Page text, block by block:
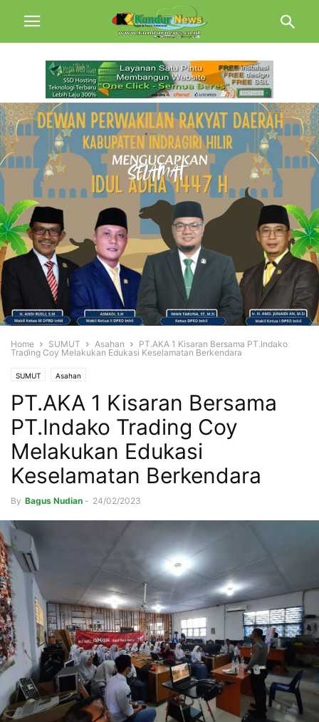
Home SUMUT Asahan
PT.AKA 1 Kisaran Bersama PT.Indako
Trading Coy Melakukan Edukasi Keselamatan Berkendara
SUMUT Asahan
PT.AKA 1 Kisaran Bersama
PT.Indako Trading Coy
Melakukan Edukasi
Keselamatan Berkendara
By Bagus Nudian - 24/02/2023